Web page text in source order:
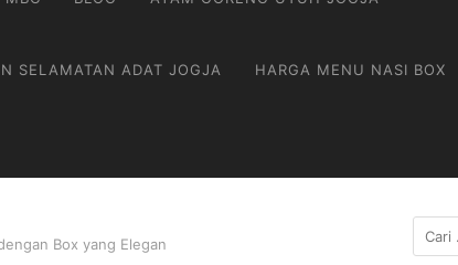
SELAMATAN ADAT JOGJA HARGA MENU NASI BOX
Box yang Elegan
Cari
untuk: